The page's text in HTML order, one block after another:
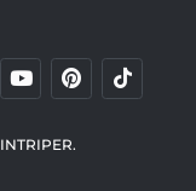
INTRIPER.